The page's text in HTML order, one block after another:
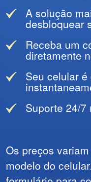
A solução
desbloquear
Receba um
diretamente
Seu celular
Suporte 24/7
Os preços
modelo do